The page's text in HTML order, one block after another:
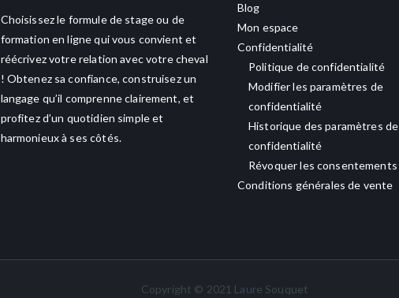
Choisissez le formule de stage ou de
formation en ligne qui vous convient et
réécrivez votre relation avec votre cheval
! Obtenez sa confiance, construisez un
langage qu’il comprenne clairement, et
profitez d’un quotidien simple et
harmonieux à ses côtés.
Blog
Mon espace
Confidentialité
Politique de confidentialité
Modifier les paramètres de
confidentialité
Historique des paramètres de
confidentialité
Révoquer les consentements
Conditions générales de vente
Copyright © 2021 Laure Souquet